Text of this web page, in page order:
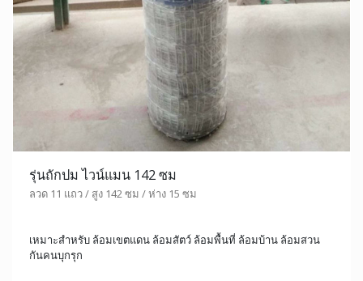
รุ่นถักปม ไวน์แมน 142 ซม
ลวด 11 แถว / สูง 142 ซม / ห่าง 15 ซม
เหมาะสำหรับ ล้อมเขตแดน ล้อมสัตว์ ล้อมพื้นที่ ล้อมบ้าน ล้อมสวน
กันคนบุกรุก